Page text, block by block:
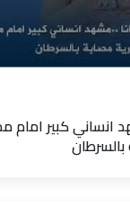
انساني كبير امام